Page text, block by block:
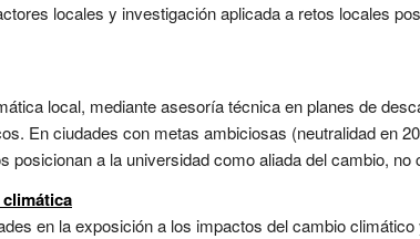
locales y investigación aplicada a retos locales
local, mediante asesoría técnica en planes de
En ciudades con metas ambiciosas (neutralidad en
a la universidad como aliada del cambio, no
en la exposición a los impactos del cambio